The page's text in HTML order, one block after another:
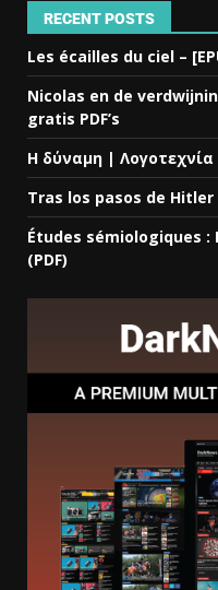
RECENT POSTS
Les écailles du ciel –
Nicolas en de
gratis PDF’s
Η δύναμη |
Tras los pasos de Hitler
Études sémiologiques :
(PDF)